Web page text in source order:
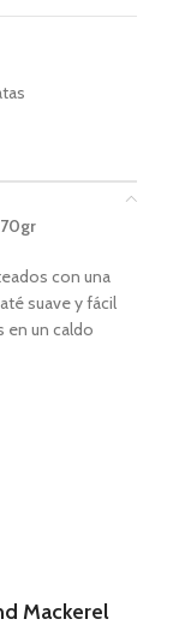
con una
suave y fácil
en un caldo
Mackerel